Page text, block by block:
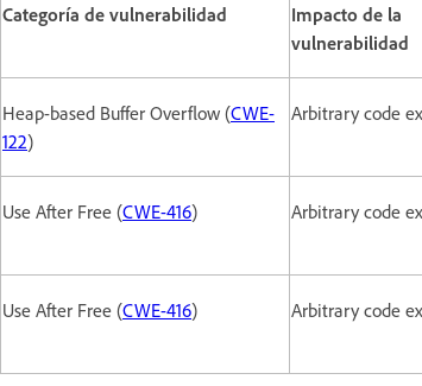
Categoría de vulnerabilidad
Impacto de la
vulnerabilidad
Heap-based Buffer Overflow (CWE-
122)
Arbitrary code
Use After Free (CWE-416) Arbitrary code
Use After Free (CWE-416) Arbitrary code